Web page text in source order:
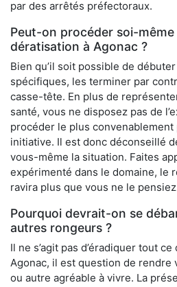
par des arrêtés préfectoraux.
Peut-on procéder soi-
dératisation à Agonac ?
Bien qu’il soit possible de
spécifiques, les terminer par
casse-tête. En plus de
santé, vous ne disposez pas de
procéder le plus convenablement
initiative. Il est donc déconseillé
vous-même la situation. Faites
expérimenté dans le domaine, le
ravira plus que vous ne le
Pourquoi devrait-on se
autres rongeurs ?
Il ne s’agit pas d’éradiquer tout
Agonac, il est question de rendre
ou autre agréable à vivre. La